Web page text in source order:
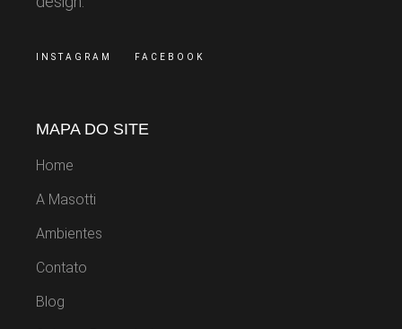
INSTAGRAM FACEBOOK
MAPA DO SITE
Home
A Masotti
Ambientes
Contato
Blog